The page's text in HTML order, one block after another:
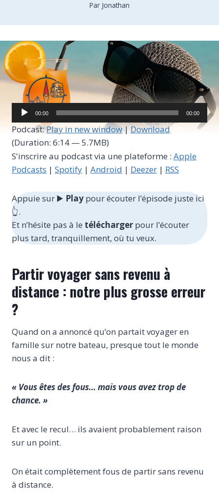
Par Jonathan
e
c
t
e
u
a
u
d
i
00:00 00:00
Podcast:Play in new window|Download
(Duration: 6:14 — 5.7MB)
S'inscrire au podcast via une plateforme : Apple
Podcasts | Spotify | Android | Deezer | RSS
Appuie sur ▶️ Play pour écouter l’épisode juste ici
👆.
Et n’hésite pas à le télécharger pour l’écouter
plus tard, tranquillement, où tu veux.
Partir voyager sans revenu à
distance : notre plus grosse erreur
?
Quand on a annoncé qu’on partait voyager en
famille sur notre bateau, presque tout le monde
nous a dit :
« Vous êtes des fous… mais vous avez trop de
chance. »
Et avec le recul… ils avaient probablement raison
sur un point.
On était complètement fous de partir sans revenu
à distance.